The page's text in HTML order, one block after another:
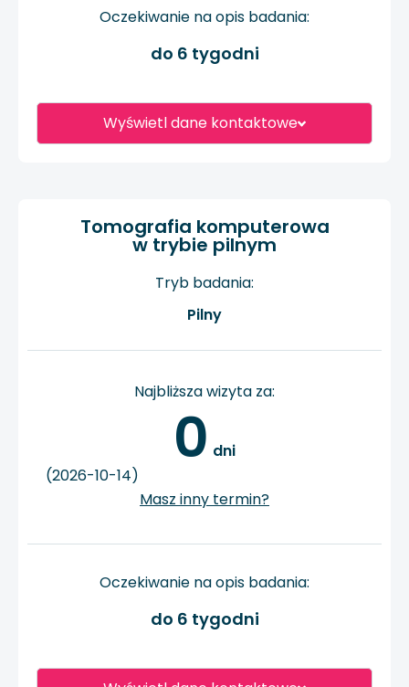
Wyświetl dane kontaktowe
Oczekiwanie na opis badania:
do 6 tygodni
Tomografia komputerowa
w trybie pilnym
Tryb badania:
Pilny
Najbliższa wizyta za:
0 dni
(2026-10-14)
Masz inny termin?
Oczekiwanie na opis badania:
do 6 tygodni